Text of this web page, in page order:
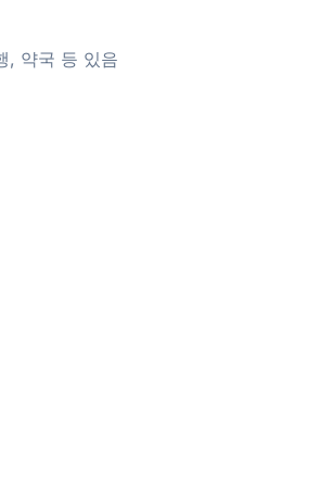
, 약국 등 있음